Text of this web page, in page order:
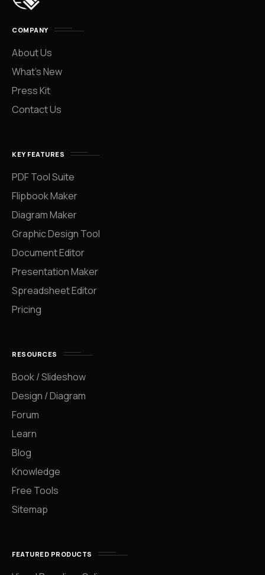
COMPANY
About Us
What’s New
Press Kit
Contact Us
KEY FEATURES
PDF Tool Suite
Flipbook Maker
Diagram Maker
Graphic Design Tool
Document Editor
Presentation Maker
Spreadsheet Editor
Pricing
RESOURCES
Book / Slideshow
Design / Diagram
Forum
Learn
Blog
Knowledge
Free Tools
Sitemap
FEATURED PRODUCTS